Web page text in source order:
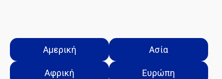
η
ς
Αμερική Ασία
Αφρική Ευρώπη